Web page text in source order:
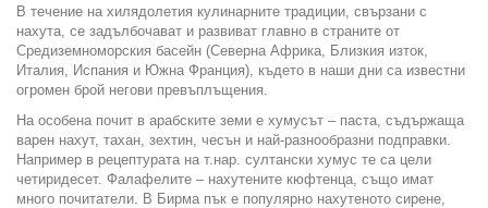
В течение на хилядолетия кулинарните традиции, свързани с
нахута, се задълбочават и развиват главно в страните от
Средиземноморския басейн (Северна Африка, Близкия изток,
Италия, Испания и Южна Франция), където в наши дни са известни
огромен брой негови превъплъщения.
На особена почит в арабските земи е хумусът – паста, съдържаща
варен нахут, тахан, зехтин, чесън и най-разнообразни подправки.
Например в рецептурата на т.нар. султански хумус те са цели
четиридесет. Фалафелите – нахутените кюфтенца, също имат
много почитатели. В Бирма пък е популярно нахутеното сирене,